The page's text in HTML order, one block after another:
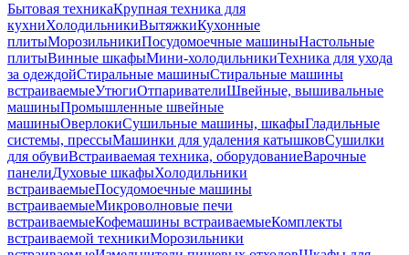
Бытовая техникаКрупная техника для
кухниХолодильникиВытяжкиКухонные
плитыМорозильникиПосудомоечные машиныНастольные
плитыВинные шкафыМини-холодильникиТехника для ухода
за одеждойСтиральные машиныСтиральные машины
встраиваемыеУтюгиОтпаривателиШвейные, вышивальные
машиныПромышленные швейные
машиныОверлокиСушильные машины, шкафыГладильные
системы, прессыМашинки для удаления катышковСушилки
для обувиВстраиваемая техника, оборудованиеВарочные
панелиДуховые шкафыХолодильники
встраиваемыеПосудомоечные машины
встраиваемыеМикроволновые печи
встраиваемыеКофемашины встраиваемыеКомплекты
встраиваемой техникиМорозильники